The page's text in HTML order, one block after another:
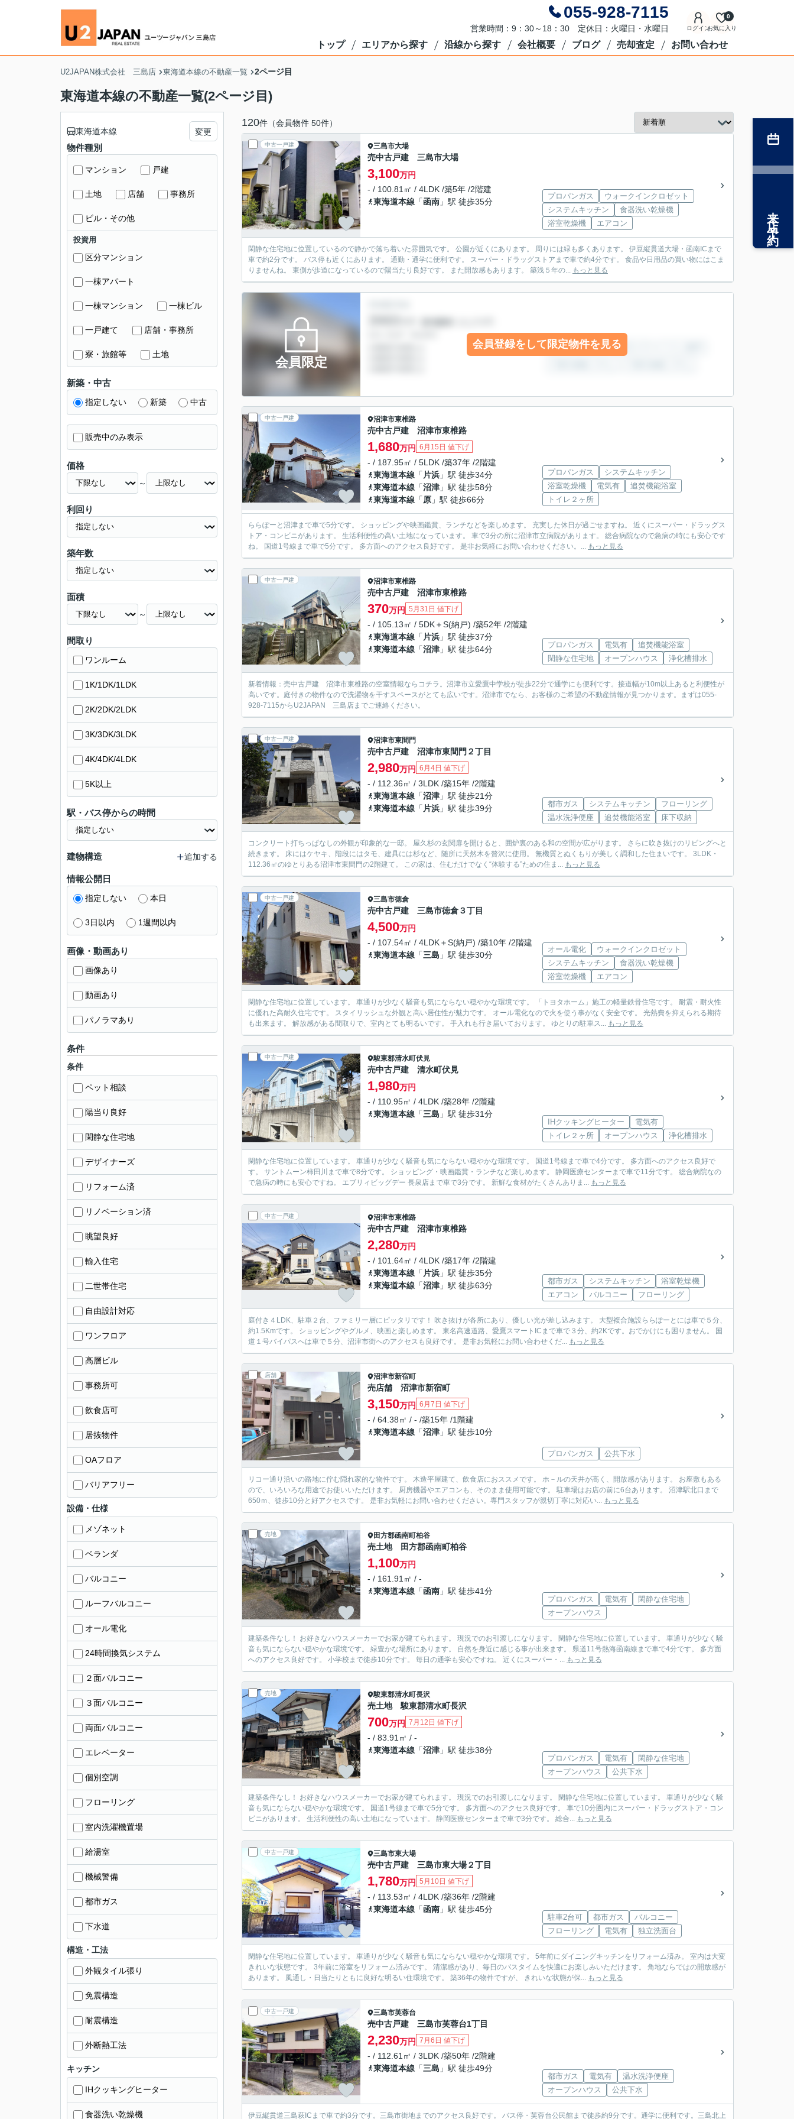
055-928-7115
営業時間：9：30～18：30 定休日：火曜日・水曜日 ログインお気に入り
0
トップ エリアから探す 沿線から探す 会社概要 ブログ 売却査定 お問い合わせ
U2JAPAN株式会社 三島店 東海道本線の不動産一覧 2ページ目
東海道本線の不動産一覧(2ページ目)
120件（会員物件 50件）
中古一戸建 三島市大場
売中古戸建 三島市大場
3,100万円
- / 100.81㎡ / 4LDK /築5年 /2階建
東海道本線 「函南 」駅 徒歩35分
プロパンガス
ウォークインクロゼット
システムキッチン
食器洗い乾燥機
浴室乾燥機
エアコン
閑静な住宅地に位置しているので静かで落ち着いた雰囲気です。 公園が近くにあります。 周りには緑も多くあります。 伊豆縦貫道大場・函南ICまで
車で約2分です。 バス停も近くにあります。 通勤・通学に便利です。 スーパー・ドラッグストアまで車で約4分です。 食品や日用品の買い物にはこま
りませんね。 東側が歩道になっているので陽当たり良好です。 また開放感もあります。 築浅５年の... もっと見る
会員限定
会員登録をして限定物件を見る
中古一戸建 沼津市東椎路
売中古戸建 沼津市東椎路
1,680万円 6月15日 値下げ
- / 187.95㎡ / 5LDK /築37年 /2階建
東海道本線 「 片浜 」駅 徒歩34分
東海道本線 「沼津 」駅 徒歩58分
東海道本線 「原 」駅 徒歩66分
プロパンガス
システムキッチン
浴室乾燥機
電気有
追焚機能浴室
トイレ２ヶ所
ららぽーと沼津まで車で5分です。 ショッピングや映画鑑賞、ランチなどを楽しめます。 充実した休日が過ごせますね。 近くにスーパー・ドラッグス
トア・コンビニがあります。 生活利便性の高い土地になっています。 車で3分の所に沼津市立病院があります。 総合病院なので急病の時にも安心です
ね。 国道1号線まで車で5分です。 多方面へのアクセス良好です。 是非お気軽にお問い合わせください。... もっと見る
中古一戸建 沼津市東椎路
売中古戸建 沼津市東椎路
370万円 5月31日 値下げ
- / 105.13㎡ / 5DK＋S(納戸) /築52年 /2階建
東海道本線 「 片浜 」駅 徒歩37分
東海道本線 「沼津 」駅 徒歩64分 プロパンガス 電気有
追焚機能浴室
閑静な住宅地
オープンハウス 浄化槽排水
新着情報：売中古戸建 沼津市東椎路の空室情報ならコチラ。沼津市立愛鷹中学校が徒歩22分で通学にも便利です。接道幅が10m以上あると利便性が
高いです。庭付きの物件なので洗濯物を干すスペースがとても広いです。沼津市でなら、お客様のご希望の不動産情報が見つかります。まずは055-
928-7115からU2JAPAN 三島店までご連絡ください。
中古一戸建 沼津市東間門
売中古戸建 沼津市東間門２丁目
2,980万円 6月4日 値下げ
- / 112.36㎡ / 3LDK /築15年 /2階建
東海道本線 「沼津 」駅 徒歩21分
東海道本線 「 片浜 」駅 徒歩39分 都市ガス システムキッチン
フローリング
温水洗浄便座
追焚機能浴室 床下収納
コンクリート打ちっぱなしの外観が印象的な一邸。 屋久杉の玄関扉を開けると、囲炉裏のある和の空間が広がります。 さらに吹き抜けのリビングへと
続きます。 床にはケヤキ、階段にはタモ、建具には杉など、随所に天然木を贅沢に使用。 無機質とぬくもりが美しく調和した住まいです。 3LDK・
112.36㎡のゆとりある沼津市東間門の2階建て。 この家は、住むだけでなく“体験する”ための住ま... もっと見る
中古一戸建 三島市徳倉
売中古戸建 三島市徳倉３丁目
4,500万円
- / 107.54㎡ / 4LDK＋S(納戸) /築10年 /2階建
東海道本線 「三島 」駅 徒歩30分
オール電化
ウォークインクロゼット
システムキッチン
食器洗い乾燥機
浴室乾燥機
エアコン
閑静な住宅地に位置しています。 車通りが少なく騒音も気にならない穏やかな環境です。 「トヨタホーム」施工の軽量鉄骨住宅です。 耐震・耐火性
に優れた高耐久住宅です。 スタイリッシュな外観と高い居住性が魅力です。 オール電化なので火を使う事がなく安全です。 光熱費を抑えられる期待
も出来ます。 解放感がある間取りで、室内とても明るいです。 手入れも行き届いております。 ゆとりの駐車ス... もっと見る
中古一戸建 駿東郡清水町伏見
売中古戸建 清水町伏見
1,980万円
- / 110.95㎡ / 4LDK /築28年 /2階建
東海道本線 「三島 」駅 徒歩31分
IHクッキングヒーター
電気有
トイレ２ヶ所
オープンハウス 浄化槽排水
閑静な住宅地に位置しています。 車通りが少なく騒音も気にならない穏やかな環境です。 国道1号線まで車で4分です。 多方面へのアクセス良好で
す。 サントムーン柿田川まで車で8分です。 ショッピング・映画鑑賞・ランチなど楽しめます。 静岡医療センターまで車で11分です。 総合病院なの
で急病の時にも安心ですね。 エブリィビッグデー 長泉店まで車で3分です。 新鮮な食材がたくさんありま... もっと見る
中古一戸建 沼津市東椎路
売中古戸建 沼津市東椎路
2,280万円
- / 101.64㎡ / 4LDK /築17年 /2階建
東海道本線 「 片浜 」駅 徒歩35分
東海道本線 「沼津 」駅 徒歩63分 都市ガス システムキッチン
浴室乾燥機
エアコン
バルコニー フローリング
庭付き４LDK、駐車２台、ファミリー層にピッタリです！ 吹き抜けが各所にあり、優しい光が差し込みます。 大型複合施設ららぽーとには車で５分、
約1.5Kmです。 ショッピングやグルメ、映画と楽しめます。 東名高速道路、愛鷹スマートICまで車で３分、約2Kです。おでかけにも困りません。 国
道１号バイパスへは車で５分、沼津市街へのアクセスも良好です。 是非お気軽にお問い合わせくだ... もっと見る
店舗 沼津市新宿町
売店舗 沼津市新宿町
3,150万円 6月7日 値下げ
- / 64.38㎡ / - /築15年 /1階建
東海道本線 「沼津 」駅 徒歩10分
プロパンガス 公共下水
リコー通り沿いの路地に佇む隠れ家的な物件です。 木造平屋建て、飲食店におススメです。 ホ－ルの天井が高く、開放感があります。 お座敷もある
ので、いろいろな用途でお使いいただけます。 厨房機器やエアコンも、そのまま使用可能です。 駐車場はお店の前に6台あります。 沼津駅北口まで
650ｍ、徒歩10分と好アクセスです。 是非お気軽にお問い合わせください。専門スタッフが親切丁寧に対応い... もっと見る
売地 田方郡函南町柏谷
売土地 田方郡函南町柏谷
1,100万円
- / 161.91㎡ / -
東海道本線 「函南 」駅 徒歩41分
プロパンガス 電気有
閑静な住宅地
オープンハウス
建築条件なし！ お好きなハウスメーカーでお家が建てられます。 現況でのお引渡しになります。 閑静な住宅地に位置しています。 車通りが少なく騒
音も気にならない穏やかな環境です。 緑豊かな場所にあります。 自然を身近に感じる事が出来ます。 県道11号熱海函南線まで車で4分です。 多方面
へのアクセス良好です。 小学校まで徒歩10分です。 毎日の通学も安心ですね。 近くにスーパー・... もっと見る
売地 駿東郡清水町長沢
売土地 駿東郡清水町長沢
700万円 7月12日 値下げ
- / 83.91㎡ / -
東海道本線 「沼津 」駅 徒歩38分
プロパンガス 電気有
閑静な住宅地
オープンハウス
公共下水
建築条件なし！ お好きなハウスメーカーでお家が建てられます。 現況でのお引渡しになります。 閑静な住宅地に位置しています。 車通りが少なく騒
音も気にならない穏やかな環境です。 国道1号線まで車で5分です。 多方面へのアクセス良好です。 車で10分圏内にスーパー・ドラッグストア・コン
ビニがあります。 生活利便性の高い土地になっています。 静岡医療センターまで車で3分です。 総合... もっと見る
中古一戸建 三島市東大場
売中古戸建 三島市東大場２丁目
1,780万円 5月10日 値下げ
- / 113.53㎡ / 4LDK /築36年 /2階建
東海道本線 「函南 」駅 徒歩45分
駐車2台可 都市ガス
バルコニー
フローリング
電気有 独立洗面台
閑静な住宅地に位置しています。 車通りが少なく騒音も気にならない穏やかな環境です。 5年前にダイニングキッチンをリフォーム済み。 室内は大変
きれいな状態です。 3年前に浴室をリフォーム済みです。 清潔感があり、毎日のバスタイムを快適にお楽しみいただけます。 角地ならではの開放感が
あります。 風通し・日当たりともに良好な明るい住環境です。 築36年の物件ですが、 きれいな状態が保... もっと見る
中古一戸建 三島市芙蓉台
売中古戸建 三島市芙蓉台1丁目
2,230万円 7月6日 値下げ
- / 112.61㎡ / 3LDK /築50年 /2階建
東海道本線 「三島 」駅 徒歩49分
都市ガス 電気有
温水洗浄便座
オープンハウス
公共下水
伊豆縦貫道三島萩ICまで車で約3分です。三島市街地までのアクセス良好です。 バス停・芙蓉台公民館まで徒歩約9分です。通学に便利です。三島北上
東海道本線 変更
物件種別
マンション 戸建
土地 店舗 事務所
ビル・その他
投資用
区分マンション
一棟アパート
一棟マンション 一棟ビル
一戸建て 店舗・事務所
寮・旅館等 土地
新築・中古
指定しない 新築 中古
販売中のみ表示
価格
～
利回り
築年数
面積
～
間取り
ワンルーム
1K/1DK/1LDK
2K/2DK/2LDK
3K/3DK/3LDK
4K/4DK/4LDK
5K以上
駅・バス停からの時間
建物構造 追加する
情報公開日
指定しない 本日
3日以内 1週間以内
画像・動画あり
画像あり
動画あり
パノラマあり
条件
条件
ペット相談
陽当り良好
閑静な住宅地
デザイナーズ
リフォーム済
リノベーション済
眺望良好
輸入住宅
二世帯住宅
自由設計対応
ワンフロア
高層ビル
事務所可
飲食店可
居抜物件
OAフロア
バリアフリー
設備・仕様
メゾネット
ベランダ
バルコニー
ルーフバルコニー
オール電化
24時間換気システム
２面バルコニー
３面バルコニー
両面バルコニー
エレベーター
個別空調
フローリング
室内洗濯機置場
給湯室
機械警備
都市ガス
下水道
構造・工法
外観タイル張り
免震構造
耐震構造
外断熱工法
キッチン
IHクッキングヒーター
食器洗い乾燥機
来店予約